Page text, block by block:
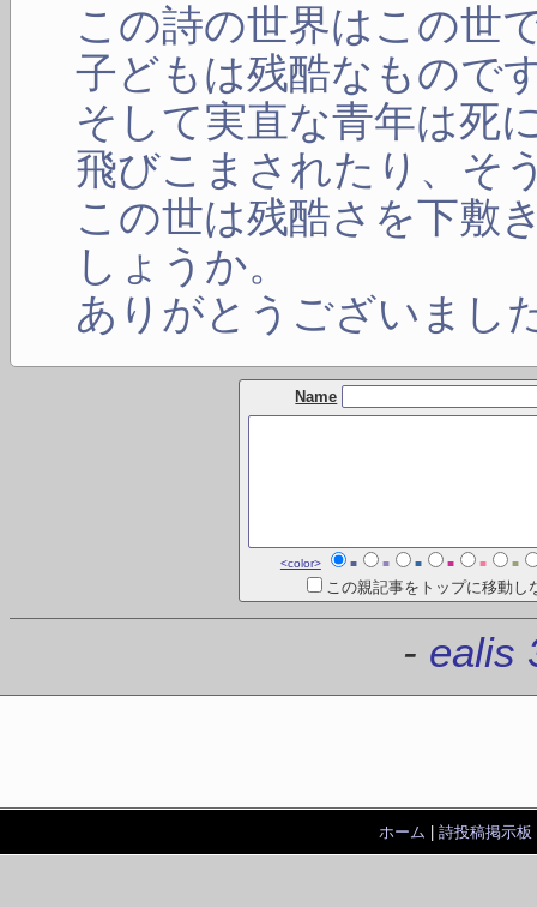
この詩の世界はこの世
子どもは残酷なもので
そして実直な青年は死
飛びこまされたり、そ
この世は残酷さを下敷
しょうか。
ありがとうございま
Name
<color> ■ ■ ■ ■ ■ ■
この親記事をトップに移動し
- ealis
ホーム 詩投稿掲示板